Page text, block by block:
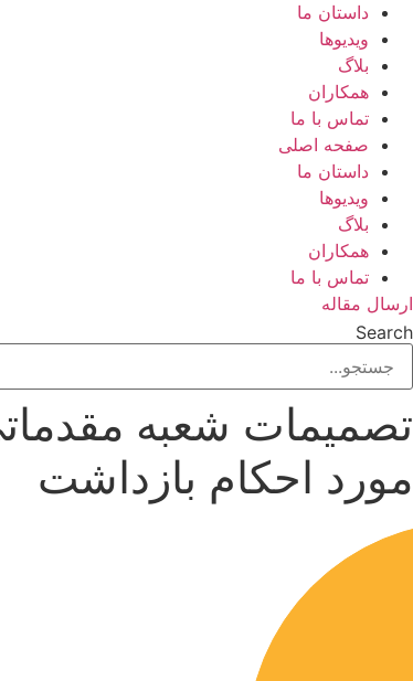
داستان ما
ویدیوها
بلاگ
همکاران
تماس با ما
صفحه اصلی
داستان ما
ویدیوها
بلاگ
همکاران
تماس با ما
ارسال مقاله
Search
تصمیمات شعبه
مورد احکام بازداشت